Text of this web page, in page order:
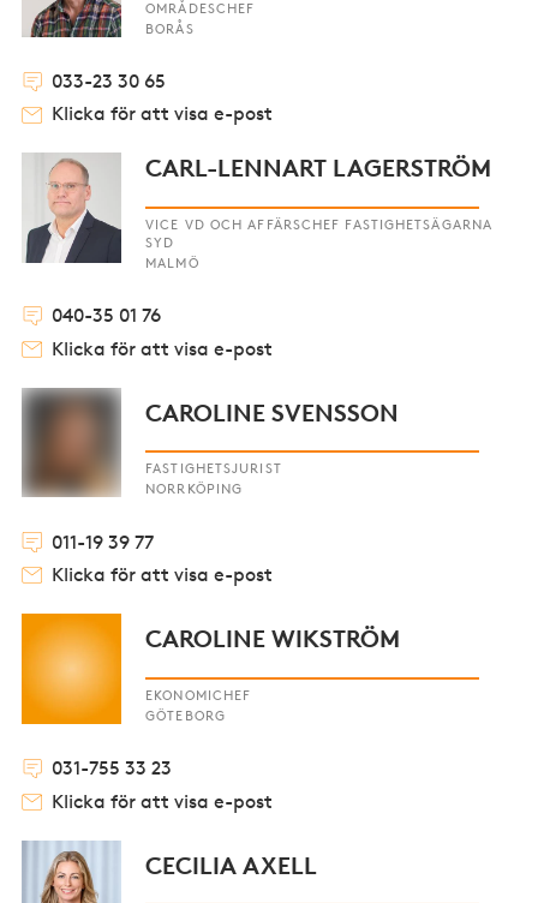
OMRÅDESCHEF
BORÅS
033-23 30 65
Klicka för att visa e-post
CARL-LENNART LAGERSTRÖM
VICE VD OCH AFFÄRSCHEF FASTIGHETSÄGARNA
SYD
MALMÖ
040-35 01 76
Klicka för att visa e-post
CAROLINE SVENSSON
FASTIGHETSJURIST
NORRKÖPING
011-19 39 77
Klicka för att visa e-post
CAROLINE WIKSTRÖM
EKONOMICHEF
GÖTEBORG
031-755 33 23
Klicka för att visa e-post
CECILIA AXELL